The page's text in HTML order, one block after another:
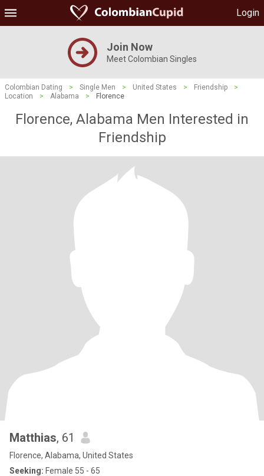
Login
Join Now
Meet Colombian Singles
Colombian Dating > Single Men > United States > Friendship
>
Location
> Alabama > Florence
Florence, Alabama Men Interested in
Friendship
Matthias, 61
Florence, Alabama, United States
Seeking: Female 55 - 65